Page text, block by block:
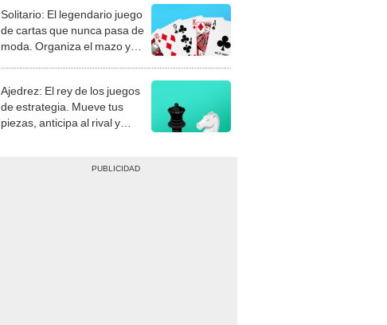
Solitario: El legendario juego
de cartas que nunca pasa de
moda. Organiza el mazo y
Ajedrez: El rey de los juegos
de estrategia. Mueve tus
piezas, anticipa al rival y